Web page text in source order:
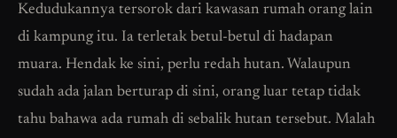
Kedudukannya tersorok dari kawasan rumah orang lain
di kampung itu. Ia terletak betul-betul di hadapan
muara. Hendak ke sini, perlu redah hutan. Walaupun
sudah ada jalan berturap di sini, orang luar tetap tidak
tahu bahawa ada rumah di sebalik hutan tersebut. Malah